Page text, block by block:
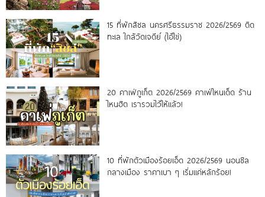
15 ที่พักสิชล นครศรีธรรมราช 2026/2569 ติด
ทะเล ใกล้วัดเจดีย์ (ไอ้ไข่)
20 คาเฟ่ภูเก็ต 2026/2569 คาเฟ่ไหนเด็ด ร้าน
ไหนฮิต เรารวมไว้ให้แล้ว!
10 ที่พักตัวเมืองร้อยเอ็ด 2026/2569 นอนชิล
กลางเมือง ราคาเบา ๆ เริ่มแค่หลักร้อย!